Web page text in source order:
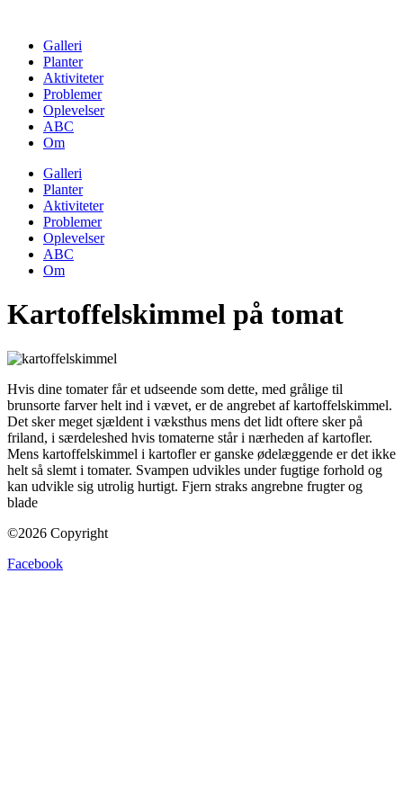
contentGalleri
Planter
Aktiviteter
Problemer
Oplevelser
ABC
Om
Galleri
Planter
Aktiviteter
Problemer
Oplevelser
ABC
Om
Kartoffelskimmel på tomat
Hvis dine tomater får et udseende som dette, med grålige til
brunsorte farver helt ind i vævet, er de angrebet af kartoffelskimmel.
Det sker meget sjældent i væksthus mens det lidt oftere sker på
friland, i særdeleshed hvis tomaterne står i nærheden af kartofler.
Mens kartoffelskimmel i kartofler er ganske ødelæggende er det ikke
helt så slemt i tomater. Svampen udvikles under fugtige forhold og
kan udvikle sig utrolig hurtigt. Fjern straks angrebne frugter og
blade
©2026 Copyright
Facebook